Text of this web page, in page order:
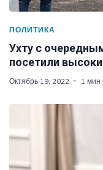
ПОЛИТИКА
Ухту с
посетили
Октябрь 19, 2022 1 мин